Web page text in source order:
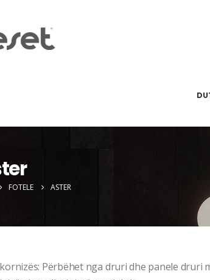
FOTELE ASTER
Përbëhet nga druri dhe panele